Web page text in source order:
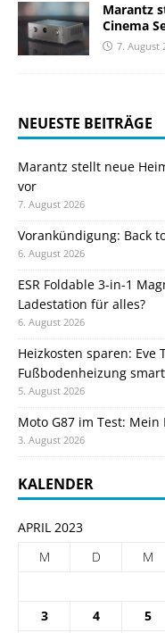
Marantz
Cinema
7. August
NEUESTE BEITRÄGE
Marantz stellt neue
vor
7. August 2026
Vorankündigung: Back
6. August 2026
ESR Foldable 3-in-1
Ladestation für alles?
6. August 2026
Heizkosten sparen:
Fußbodenheizung smart
5. August 2026
Moto G87 im Test:
3. August 2026
KALENDER
APRIL 2023
M
D M
3
4 5